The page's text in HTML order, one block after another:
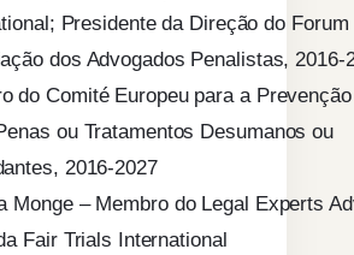
Presidente da Direção do Forum
dos Advogados Penalistas, 2016-
do Comité Europeu para a
ou Tratamentos Desumanos ou
2016-2027
Monge – Membro do Legal Experts
Fair Trials International